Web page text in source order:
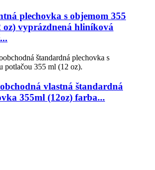
plechovka s objemom 355
oz) vyprázdnená hliníková
vlastná štandardná
355ml (12oz) farba...